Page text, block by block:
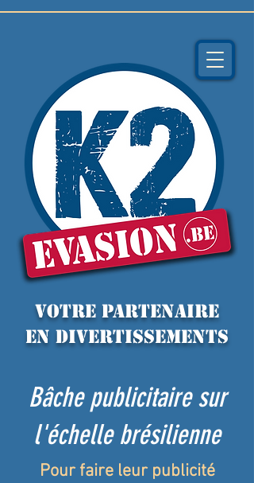
VOTRE PARTENAIRE
EN DIVERTISSEMENTS
Bâche publicitaire sur
l'échelle brésilienne
Pour faire leur publicité